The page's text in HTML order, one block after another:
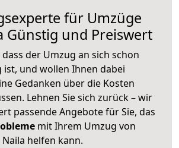
für Umzüge
Günstig und Preiswert
der Umzug an sich schon
ist, und wollen Ihnen dabei
Gedanken über die Kosten
Lehnen Sie sich zurück – wir
passende Angebote für Sie, das
mit Ihrem Umzug von
helfen kann.